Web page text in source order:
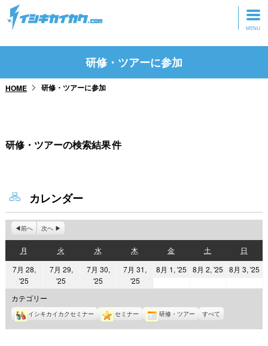
トップページ
研修・ツアーに参加
研修・ツアーに参加
HOME 研修・ツアーに参加
研修・ツアーの検索結果件
カレンダー
前へ 次へ
月
曜
日
火
曜
日
水水
曜
日
木
曜
日
金金
曜
日
土
曜
日
日
曜
日
7月 28,
'25
年
7
月
28
7月 29,
'25
7
月
29
7月 30,
'25
7
月
30
7月 31,
'252025
7
月
31
8月 1, '25
2025
月
日
8月 2, '25
2025
月
日
8月 3, '25
日
カテゴリー
イシキカイカクセミナー セミナー 研修・ツアー すべて